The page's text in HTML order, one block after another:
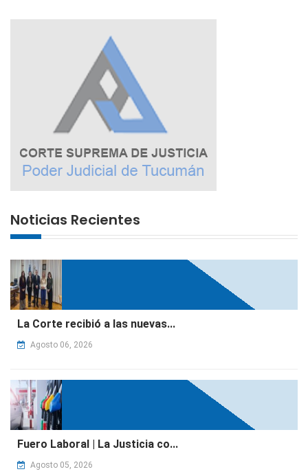
Noticias Recientes
La Corte recibió a las nuevas...
Agosto 06, 2026
Fuero Laboral | La Justicia co...
Agosto 05, 2026